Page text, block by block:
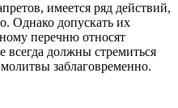
имеется ряд действий,
Однако допускать их
перечню относят
всегда должны стремиться
заблаговременно.